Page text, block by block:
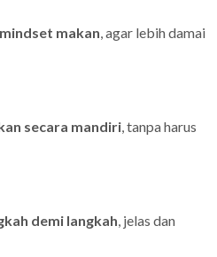
makan, agar lebih damai
secara mandiri, tanpa harus
demi langkah, jelas dan